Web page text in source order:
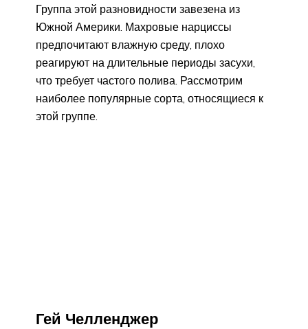
Группа этой разновидности завезена из
Южной Америки. Махровые нарциссы
предпочитают влажную среду, плохо
реагируют на длительные периоды засухи,
что требует частого полива. Рассмотрим
наиболее популярные сорта, относящиеся к
этой группе.
Гей Челленджер